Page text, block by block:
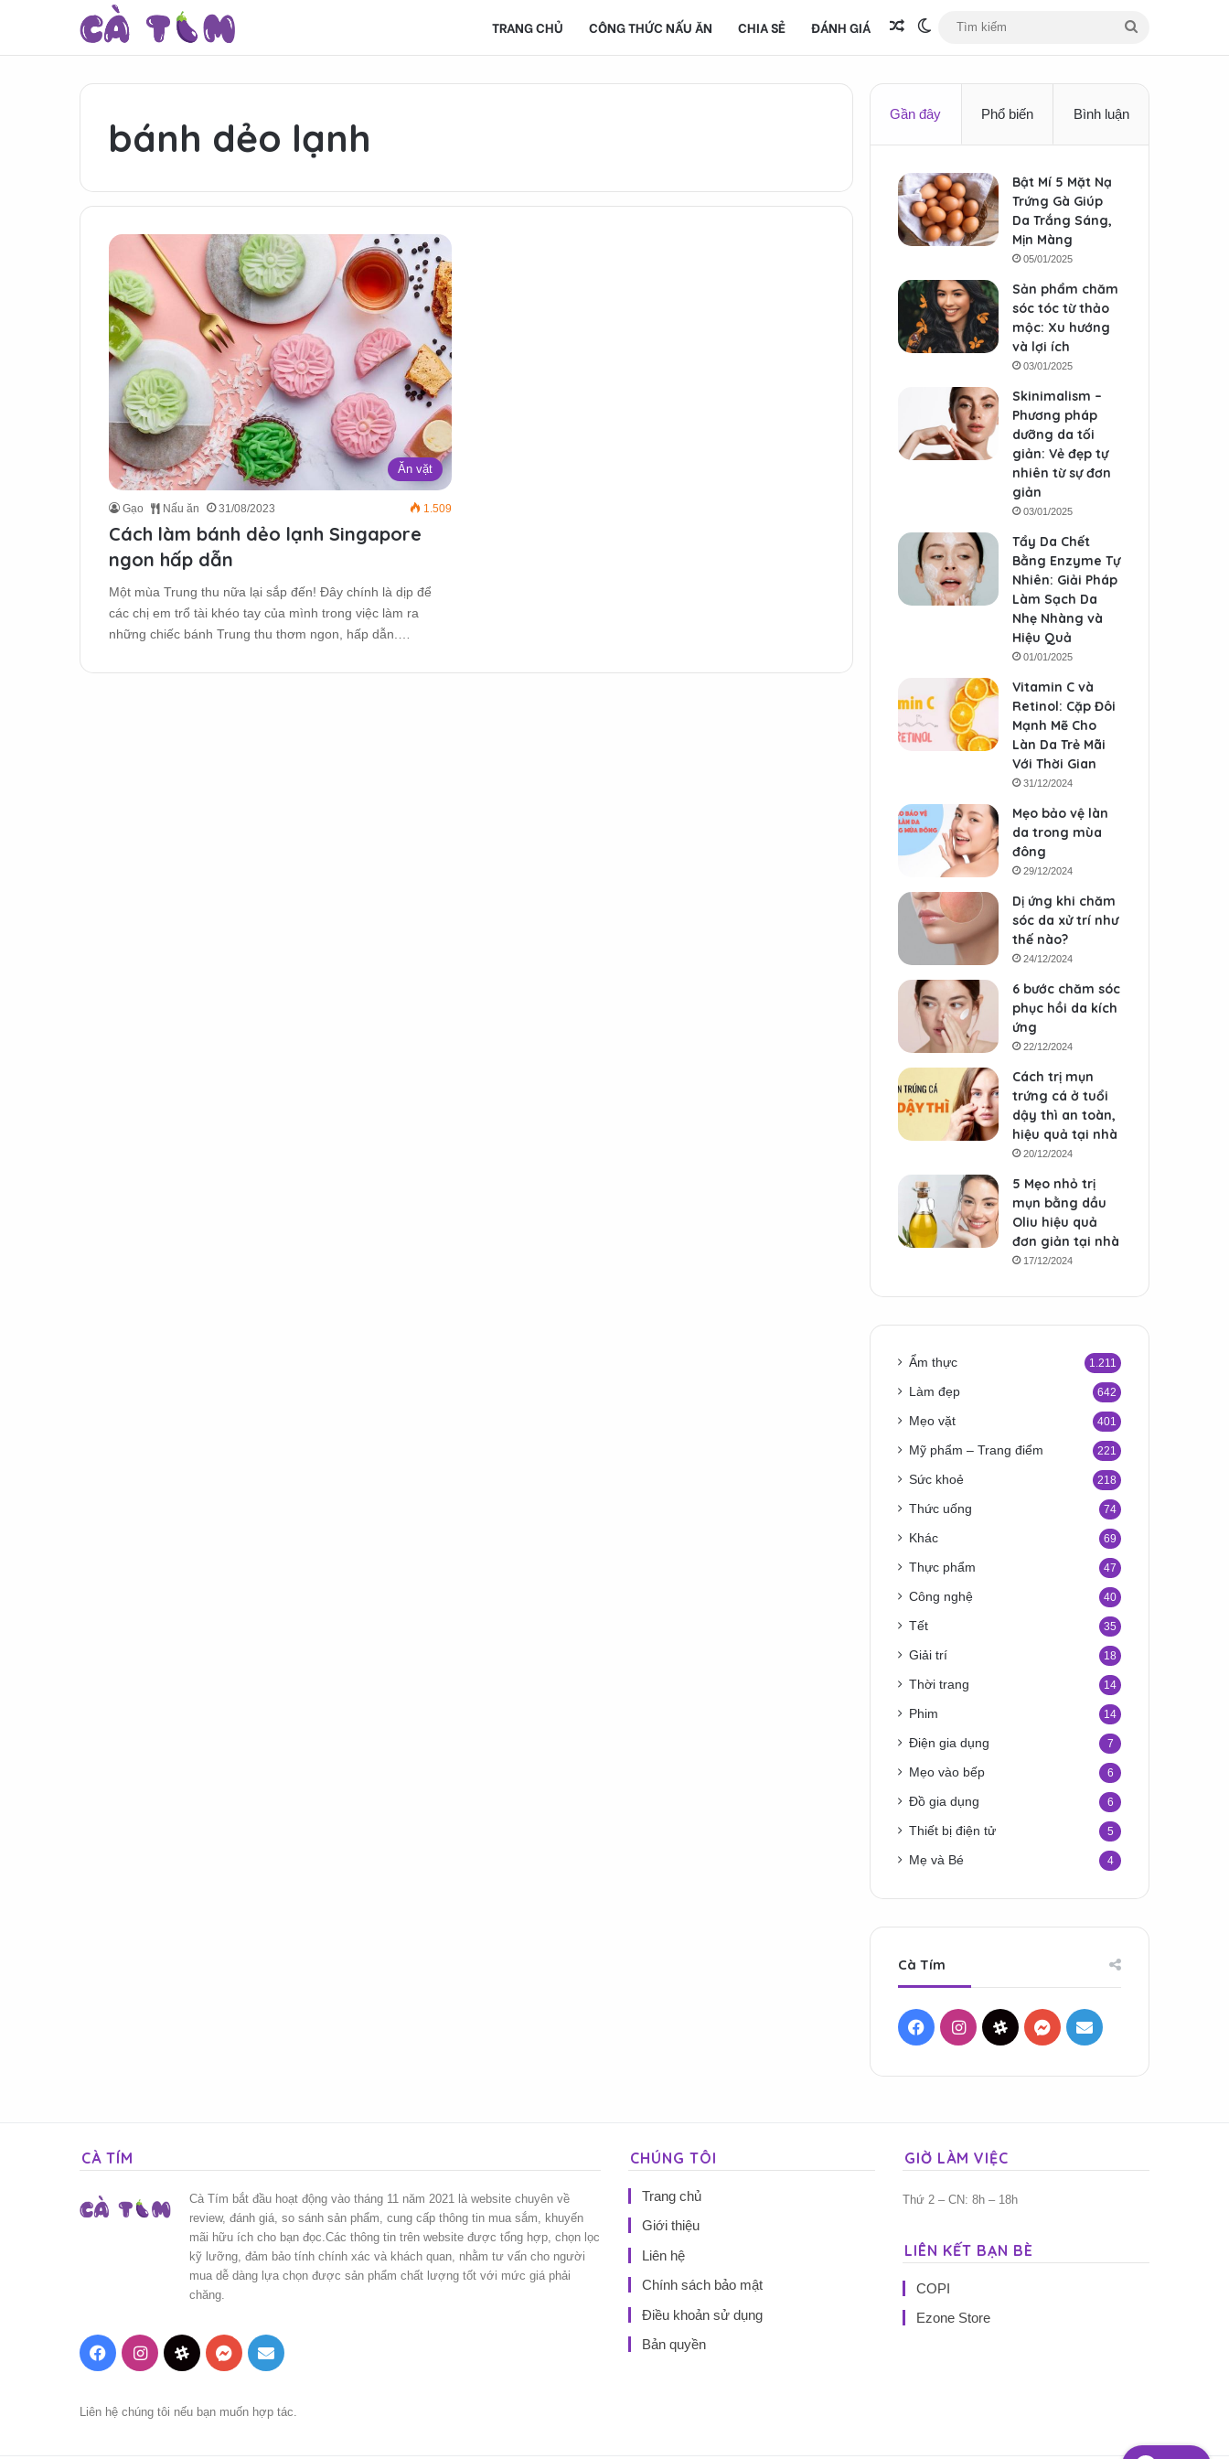
TRANG CHỦ CÔNG THỨC NẤU ĂN CHIA SẺ ĐÁNH GIÁ Bài viết ngẫu nhiên
Switch skin
kiếm
bánh dẻo lạnh
Ăn vặt
Gạo Nấu ăn 31/08/2023 1.509
Cách làm bánh dẻo lạnh Singapore
ngon hấp dẫn
Một mùa Trung thu nữa lại sắp đến! Đây chính là dịp để
các chị em trổ tài khéo tay của mình trong việc làm ra
những chiếc bánh Trung thu thơm ngon, hấp dẫn.…
Gần đây Phổ biến Bình luận
Bật Mí 5 Mặt Nạ
Trứng Gà Giúp
Da Trắng Sáng,
Mịn Màng
05/01/2025
Sản phẩm chăm
sóc tóc từ thảo
mộc: Xu hướng
và lợi ích
03/01/2025
Skinimalism –
Phương pháp
dưỡng da tối
giản: Vẻ đẹp tự
nhiên từ sự đơn
giản
03/01/2025
Tẩy Da Chết
Bằng Enzyme Tự
Nhiên: Giải Pháp
Làm Sạch Da
Nhẹ Nhàng và
Hiệu Quả
01/01/2025
Vitamin C và
Retinol: Cặp Đôi
Mạnh Mẽ Cho
Làn Da Trẻ Mãi
Với Thời Gian
31/12/2024
Mẹo bảo vệ làn
da trong mùa
đông
29/12/2024
Dị ứng khi chăm
sóc da xử trí như
thế nào?
24/12/2024
6 bước chăm sóc
phục hồi da kích
ứng
22/12/2024
Cách trị mụn
trứng cá ở tuổi
dậy thì an toàn,
hiệu quả tại nhà
20/12/2024
5 Mẹo nhỏ trị
mụn bằng dầu
Oliu hiệu quả
đơn giản tại nhà
17/12/2024
Ẩm thực 1.211
Làm đẹp 642
Mẹo vặt 401
Mỹ phẩm – Trang điểm 221
Sức khoẻ 218
Thức uống 74
Khác 69
Thực phẩm 47
Công nghệ 40
Tết 35
Giải trí 18
Thời trang 14
Phim 14
Điện gia dụng 7
Mẹo vào bếp 6
Đồ gia dụng 6
Thiết bị điện tử 5
Mẹ và Bé 4
Cà Tím
FacebookInstagramThreadsMessenger
Mail
CÀ TÍM
Cà Tím bắt đầu hoạt động vào tháng 11 năm 2021 là website chuyên về
review, đánh giá, so sánh sản phẩm, cung cấp thông tin mua sắm, khuyến
mãi hữu ích cho bạn đọc.Các thông tin trên website được tổng hợp, chọn lọc
kỹ lưỡng, đảm bảo tính chính xác và khách quan, nhằm tư vấn cho người
mua dễ dàng lựa chọn được sản phẩm chất lượng tốt với mức giá phải
chăng.
FacebookInstagramThreadsMessenger
Mail
Liên hệ chúng tôi nếu bạn muốn hợp tác.
CHÚNG TÔI
Trang chủ
Giới thiệu
Liên hệ
Chính sách bảo mật
Điều khoản sử dụng
Bản quyền
GIỜ LÀM VIỆC
Thứ 2 – CN: 8h – 18h
LIÊN KẾT BẠN BÈ
COPI
Ezone Store